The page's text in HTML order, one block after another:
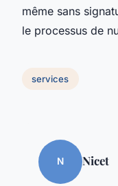
même sans
le processus de
services
N Nicet